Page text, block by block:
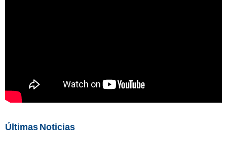
Últimas Noticias